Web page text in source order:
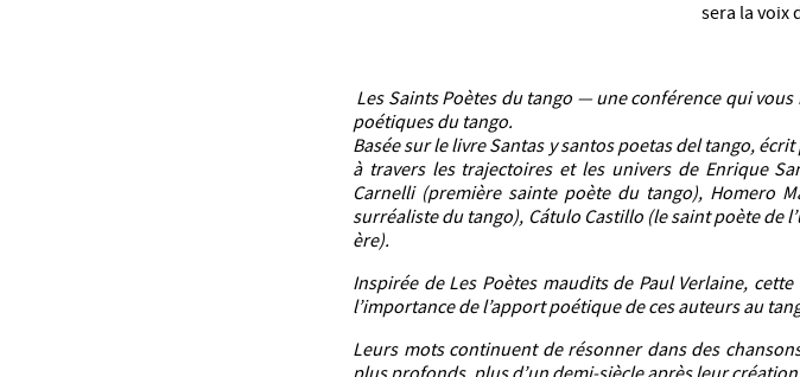
sera la voix
Les Saints Poètes du tango — une conférence qui
poétiques du tango.
Basée sur le livre Santas y santos poetas del tango,
à travers les trajectoires et les univers de Enrique
Carnelli (première sainte poète du tango), Homero
surréaliste du tango), Cátulo Castillo (le saint poète de
ère).
Inspirée de Les Poètes maudits de Paul Verlaine,
l’importance de l’apport poétique de ces auteurs au
Leurs mots continuent de résonner dans des